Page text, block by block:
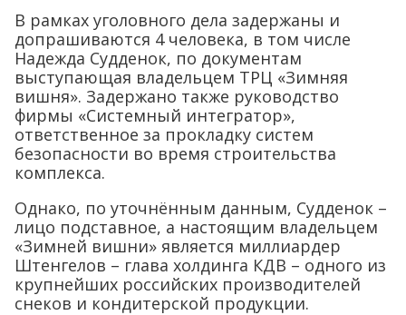
В рамках уголовного дела задержаны и
допрашиваются 4 человека, в том числе
Надежда Судденок, по документам
выступающая владельцем ТРЦ «Зимняя
вишня». Задержано также руководство
фирмы «Системный интегратор»,
ответственное за прокладку систем
безопасности во время строительства
комплекса.
Однако, по уточнённым данным, Судденок –
лицо подставное, а настоящим владельцем
«Зимней вишни» является миллиардер
Штенгелов – глава холдинга КДВ – одного из
крупнейших российских производителей
снеков и кондитерской продукции.